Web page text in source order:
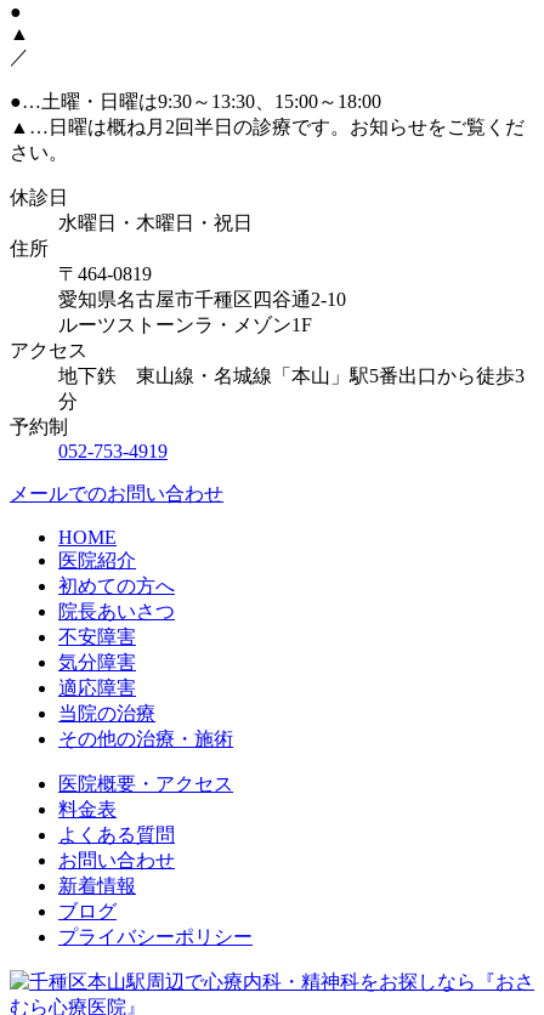
●
▲
／
●…土曜・日曜は9:30～13:30、15:00～18:00
▲ …日曜は概ね月2回半日の診療です。お知らせをご覧くだ
さい。
休診日
水曜日・木曜日・祝日
住所
〒464-0819
愛知県名古屋市千種区四谷通2-10
ルーツストーンラ・メゾン1F
アクセス
地下鉄 東山線・名城線「本山」駅5番出口から徒歩3
分
予約制
052-753-4919
メールでのお問い合わせ
HOME
医院紹介
初めての方へ
院長あいさつ
不安障害
気分障害
適応障害
当院の治療
その他の治療・施術
医院概要・アクセス
料金表
よくある質問
お問い合わせ
新着情報
ブログ
プライバシーポリシー